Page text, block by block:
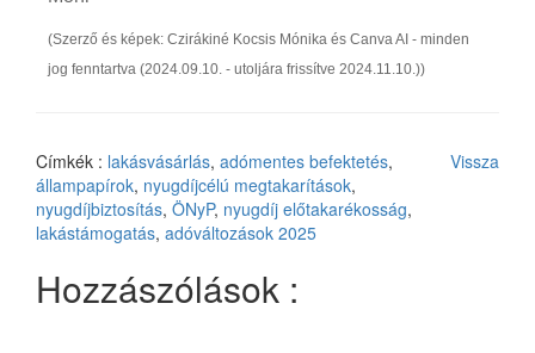
(Szerző és képek: Czirákiné Kocsis Mónika és Canva AI - minden
jog fenntartva (2024.09.10. - utoljára frissítve 2024.11.10.))
Vissza
Címkék : lakásvásárlás, adómentes befektetés,
állampapírok, nyugdíjcélú megtakarítások,
nyugdíjbiztosítás, ÖNyP, nyugdíj előtakarékosság,
lakástámogatás, adóváltozások 2025
Hozzászólások :